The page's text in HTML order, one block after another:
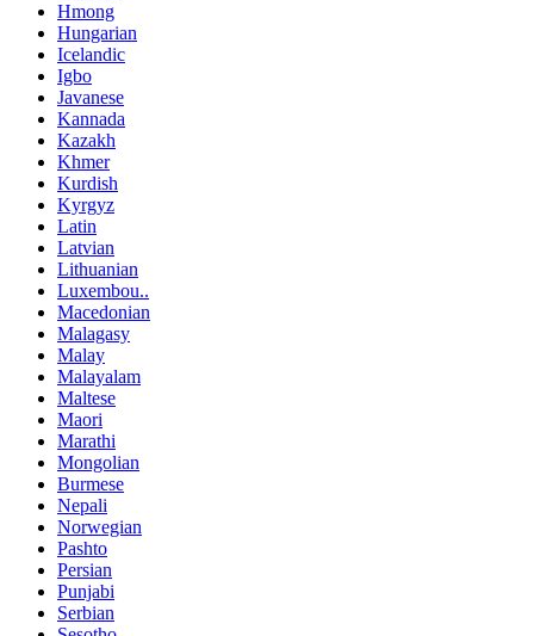
Hmong
Hungarian
Icelandic
Igbo
Javanese
Kannada
Kazakh
Khmer
Kurdish
Kyrgyz
Latin
Latvian
Lithuanian
Luxembou..
Macedonian
Malagasy
Malay
Malayalam
Maltese
Maori
Marathi
Mongolian
Burmese
Nepali
Norwegian
Pashto
Persian
Punjabi
Serbian